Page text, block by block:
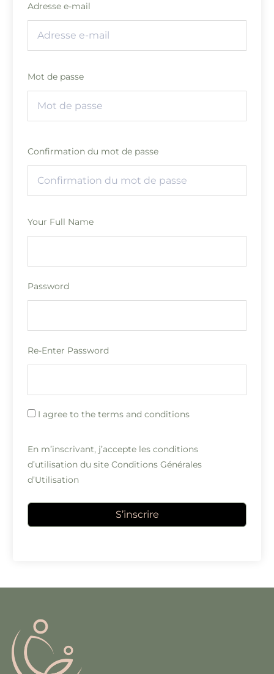
Adresse e-mail
Mot de passe
Confirmation du mot de passe
Your Full Name
Password
Re-Enter Password
I agree to the terms and conditions
En m’inscrivant, j’accepte les conditions
d’utilisation du siteConditions Générales
d’Utilisation
S’inscrire